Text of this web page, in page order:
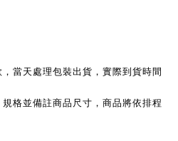
當天處理包裝出貨，實際到貨時間
格並備註商品尺寸，商品將依排程